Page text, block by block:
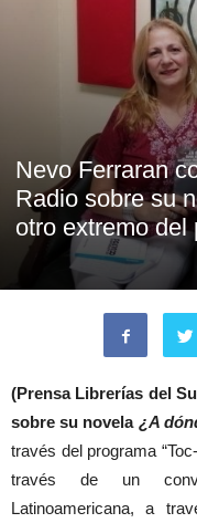
Nevo Ferraran
Radio sobre su
otro extremo del
(Prensa Librerías del
sobre su novela ¿A
través del programa
través de un
Latinoamericana, a